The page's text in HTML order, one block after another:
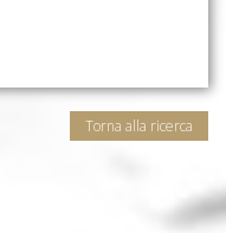
Torna alla ricerca